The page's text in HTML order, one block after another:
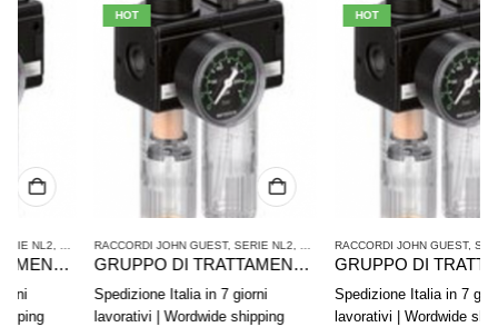
ARIA COMPRESSA
HOT
RACCORDI JOHN GUEST,SERIE NL2,TRATTAMENTO ARIA COMPRESSA
GRUPPO DI TRATTAMENTO ARIA IN 2 PARTI AVENTICS SERIE NL4-ACD 0821300501
Spedizione Italia in 7 giorni
lavorativi | Wordwide shipping
HOT
RACCORDI JOHN GUEST,SERIE NL2,
GRUPPO DI TRATTAMENTO ARIA IN 2 PARTI AVENTICS SERIE NL2-ACD 0821300432
Spedizione Italia in 7 giorni
lavorativi | Wordwide shipping